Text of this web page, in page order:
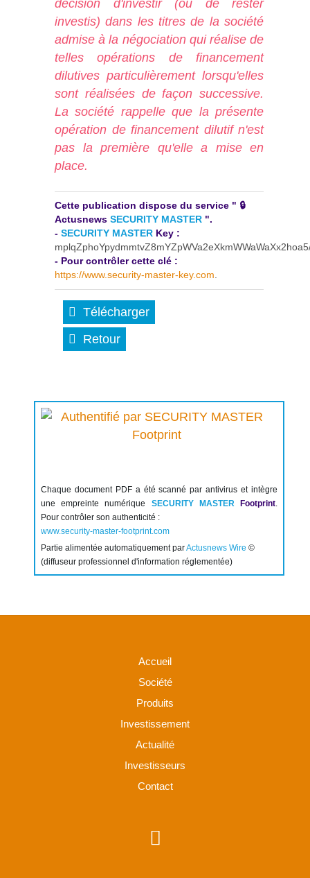
décision d'investir (ou de rester
investis) dans les titres de la société
admise à la négociation qui réalise de
telles opérations de financement
dilutives particulièrement lorsqu'elles
sont réalisées de façon successive.
La société rappelle que la présente
opération de financement dilutif n'est
pas la première qu'elle a mise en
place.
Cette publication dispose du service " 🔒
Actusnews SECURITY MASTER ".
- SECURITY MASTER Key :
- Pour contrôler cette clé :
https://www.security-master-key.com
Télécharger
Retour
Chaque document PDF a été scanné par antivirus et intègre
une empreinte numérique SECURITY MASTER Footprint
Pour contrôler son authenticité :
www.security-master-footprint.com
Partie alimentée automatiquement parActusnews Wire ©
(diffuseur professionnel d'information réglementée)
Accueil
Société
Produits
Investissement
Actualité
Investisseurs
Contact